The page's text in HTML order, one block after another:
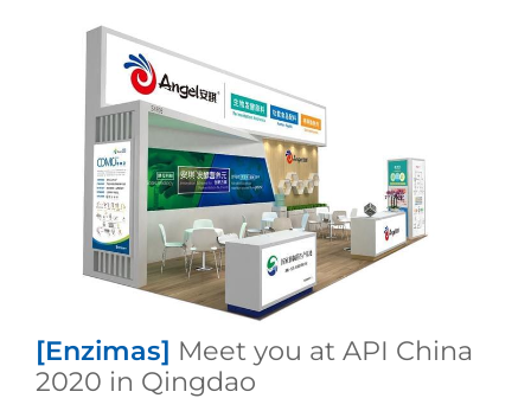
[Enzimas] Meet you at API China
2020 in Qingdao